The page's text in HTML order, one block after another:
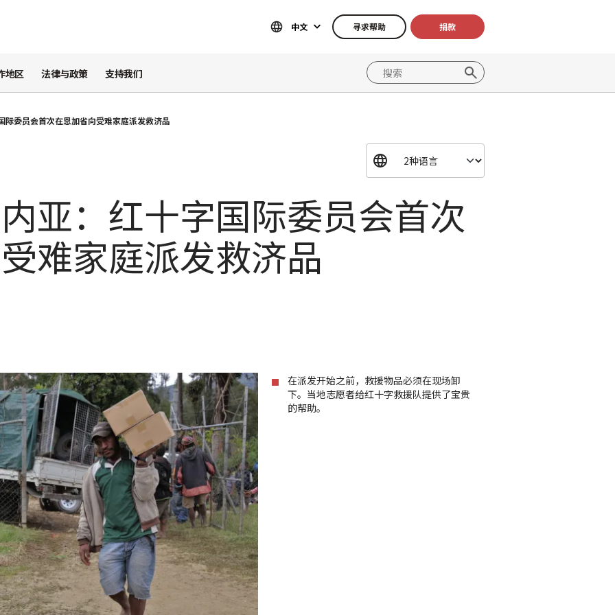
中文 寻求帮助 捐款
地区 法律与政策 支持我们
际委员会首次在恩加省向受难家庭派发救济品
亚：红十字国际委员会首次
难家庭派发救济品
在派发开始之前，救援物品必须在现场卸
下。当地志愿者给红十字救援队提供了宝贵
的帮助。